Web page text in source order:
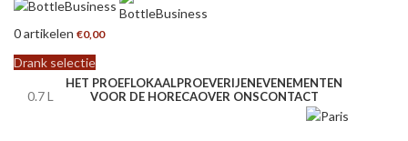
0artikelen €0,00
Drank selectie
HET PROEFLOKAALPROEVERIJENEVENEMENTEN
VOOR DE HORECAOVER ONSCONTACT
0.7 L